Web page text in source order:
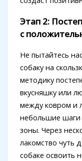
Этап 2:
с
Не пытайтесь
собаку на
методику
вкусняшку или
между ковром и
небольшие шаги
зоны. Через
лакомство чуть
собаке освоить